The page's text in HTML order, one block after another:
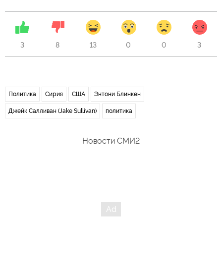
3 8 13 0 0 3
Политика Сирия США Энтони Блинкен
Джейк Салливан (Jake Sullivan) политика
Новости СМИ2